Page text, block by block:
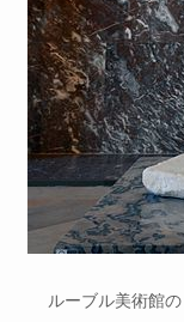
ルーブル美術館